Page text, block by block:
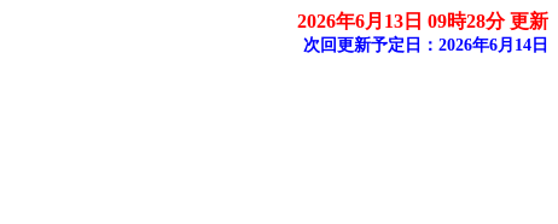
2026年6月13日 09時28分 更新
次回更新予定日：2026年6月14日